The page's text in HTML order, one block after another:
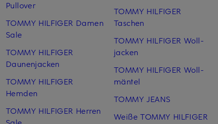
Pullover
TOMMY HILFIGER Damen
Sale
TOMMY HILFIGER
Daunenjacken
TOMMY HILFIGER
Hemden
TOMMY HILFIGER Herren
TOMMY HILFIGER
Taschen
TOMMY HILFIGER Woll­
jacken
TOMMY HILFIGER Woll­
mäntel
TOMMY JEANS
Weiße TOMMY HILFIGER